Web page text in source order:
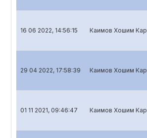
16 06 2022, 14:56:15 Каимов Хошим
29 04 2022, 17:58:39 Каимов Хошим
01 11 2021, 09:46:47 Каимов Хошим